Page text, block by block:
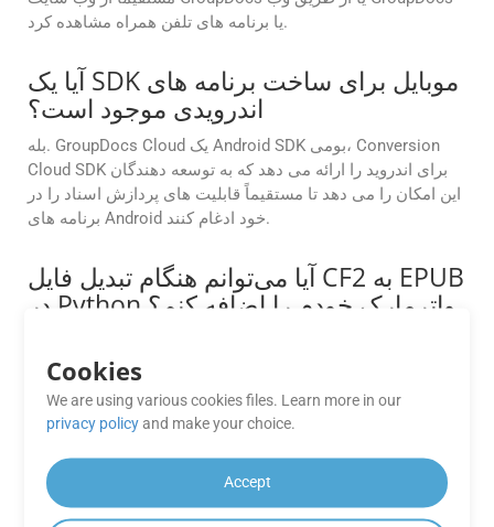
یا برنامه های تلفن همراه مشاهده کرد.
آیا یک SDK موبایل برای ساخت برنامه های
اندرویدی موجود است؟
بله. GroupDocs Cloud یک Android SDK بومی، Conversion
Cloud SDK برای اندروید را ارائه می دهد که به توسعه دهندگان
این امکان را می دهد تا مستقیماً قابلیت های پردازش اسناد را در
برنامه های Android خود ادغام کنند.
آیا می‌توانم هنگام تبدیل فایل CF2 به EPUB
در Python واترمارک خودم را اضافه کنم؟
تصویر دلخواه خود را به EPUB اضافه کنید. این یک راه عالی برای
درج نام تجاری، افزودن اعلان‌های حق چاپ یا علامت‌گذاری اسناد
چگونه فقط صفحات خاص یا محدوده
صفحه را از CF2 به EPUB تبدیل کنم؟
Cookies
We are using various cookies files. Learn more in our
privacy policyand make your choice.
Accept